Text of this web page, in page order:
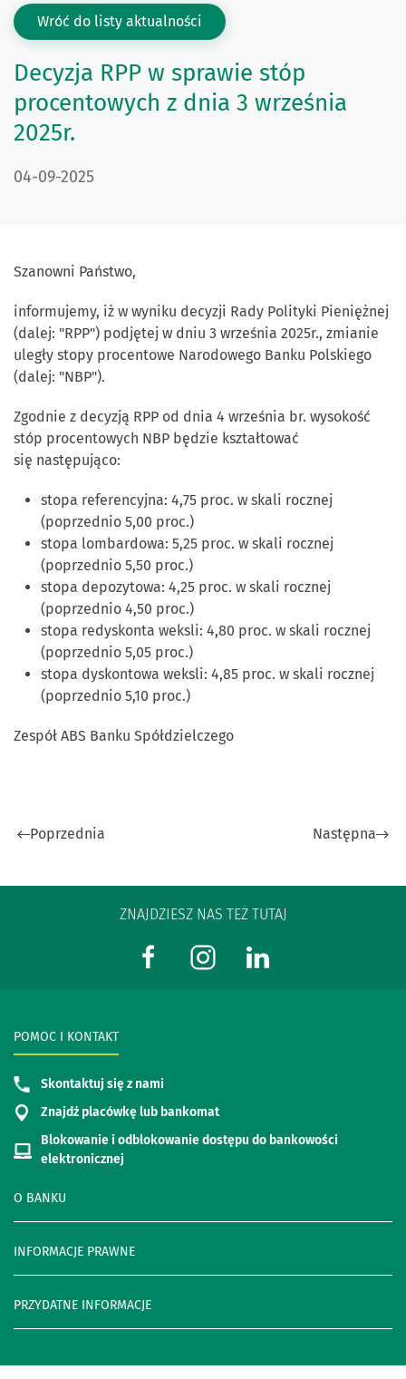
Wróć do listy aktualności
Decyzja RPP w sprawie stóp
procentowych z dnia 3 września
2025r.
DATA PUBLIKACJI:
04-09-2025
Szanowni Państwo,
informujemy, iż w wyniku decyzji Rady Polityki Pieniężnej
(dalej: "RPP") podjętej w dniu 3 września 2025r., zmianie
uległy stopy procentowe Narodowego Banku Polskiego
(dalej: "NBP").
Zgodnie z decyzją RPP od dnia 4 września br. wysokość
stóp procentowych NBP będzie kształtować
się następująco:
stopa referencyjna: 4,75 proc. w skali rocznej
(poprzednio 5,00 proc.)
stopa lombardowa: 5,25 proc. w skali rocznej
(poprzednio 5,50 proc.)
stopa depozytowa: 4,25 proc. w skali rocznej
(poprzednio 4,50 proc.)
stopa redyskonta weksli: 4,80 proc. w skali rocznej
(poprzednio 5,05 proc.)
stopa dyskontowa weksli: 4,85 proc. w skali rocznej
(poprzednio 5,10 proc.)
Zespół ABS Banku Spółdzielczego
Poprzednia Następna
ZNAJDZIESZ NAS TEŻ TUTAJ
O BANKU
INFORMACJE PRAWNE
PRZYDATNE INFORMACJE
POMOC I KONTAKT
Skontaktuj się z nami
Znajdź placówkę lub bankomat
Blokowanie i odblokowanie dostępu do bankowości
elektronicznej